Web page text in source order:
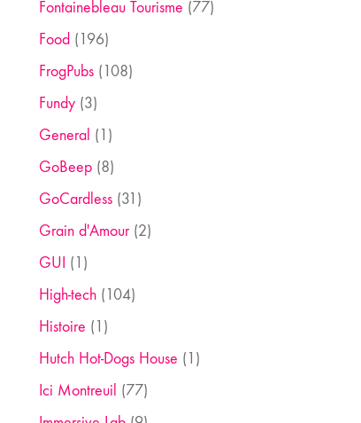
Fontainebleau Tourisme (77)
Food (196)
FrogPubs(108)
Fundy(3)
General (1)
GoBeep(8)
GoCardless(31)
Grain d'Amour(2)
GUI (1)
High-tech(104)
Histoire (1)
Hutch Hot-Dogs House (1)
Ici Montreuil (77)